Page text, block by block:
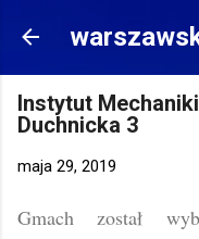
Przejdź
Instytut
Duchnicka 3
maja 29, 2019
Gmach został